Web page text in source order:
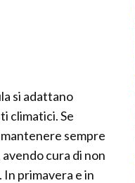
si adattano
climatici. Se
sempre
cura di non
primavera e in